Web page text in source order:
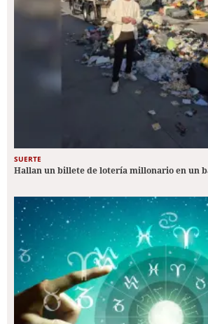
SUERTE
Hallan un billete de lotería millonario en un